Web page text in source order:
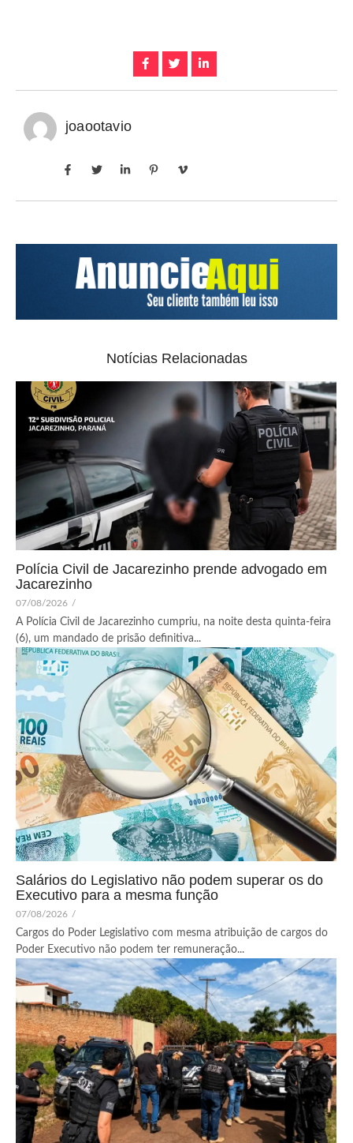
joaootavio
Notícias Relacionadas
Polícia Civil de Jacarezinho prende advogado em
Jacarezinho
07/08/2026 /
A Polícia Civil de Jacarezinho cumpriu, na noite desta quinta-feira
(6), um mandado de prisão definitiva...
Salários do Legislativo não podem superar os do
Executivo para a mesma função
07/08/2026 /
Cargos do Poder Legislativo com mesma atribuição de cargos do
Poder Executivo não podem ter remuneração...